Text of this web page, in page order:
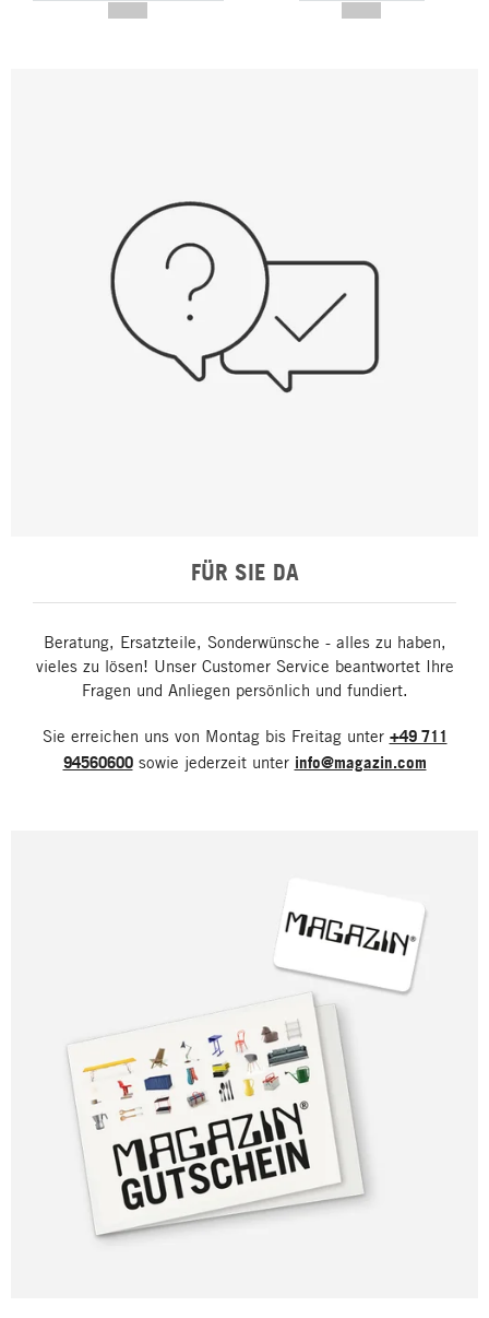
FÜR SIE DA
Beratung, Ersatzteile, Sonderwünsche - alles zu haben,
vieles zu lösen! Unser Customer Service beantwortet Ihre
Fragen und Anliegen persönlich und fundiert.
Sie erreichen uns von Montag bis Freitag unter +49 711
94560600sowie jederzeit unter info@magazin.com